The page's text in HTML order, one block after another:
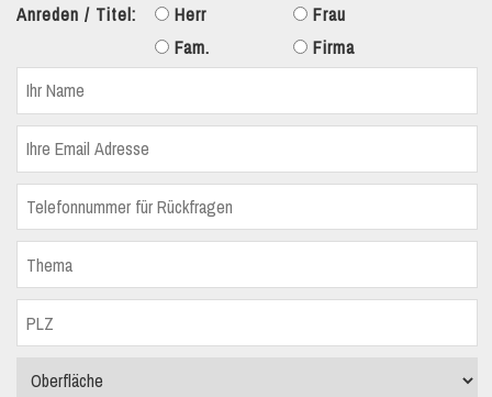
Anreden / Titel: Herr
Frau
Fam.
Firma